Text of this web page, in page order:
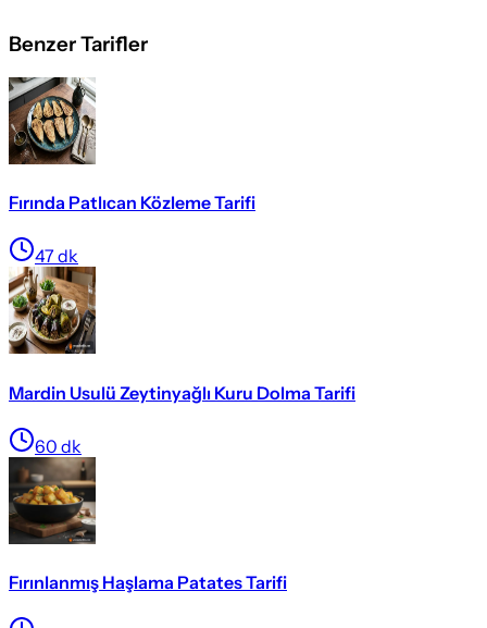
Benzer Tarifler
Fırında Patlıcan Közleme Tarifi
47 dk
Mardin Usulü Zeytinyağlı Kuru Dolma Tarifi
60 dk
Fırınlanmış Haşlama Patates Tarifi